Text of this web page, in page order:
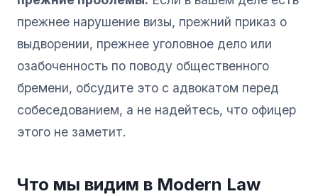
прежнее нарушение визы, прежний приказ о
выдворении, прежнее уголовное дело или
озабоченность по поводу общественного
бремени, обсудите это с адвокатом перед
собеседованием, а не надейтесь, что офицер
этого не заметит.
Что мы видим в Modern Law